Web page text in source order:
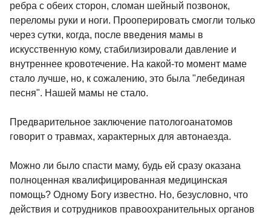
ребра с обеих сторон, сломан шейный позвонок,
переломы руки и ноги. Прооперировать смогли только
через сутки, когда, после введения мамы в
искусственную кому, стабилизировали давление и
внутреннее кровотечение. На какой-то момент маме
стало лучше, но, к сожалению, это была "лебединая
песня". Нашей мамы не стало.
Предварительное заключение патологоанатомов
говорит о травмах, характерных для автонаезда.
Можно ли было спасти маму, будь ей сразу оказана
полноценная квалифицированная медицинская
помощь? Одному Богу известно. Но, безусловно, что
действия и сотрудников правоохранительных органов